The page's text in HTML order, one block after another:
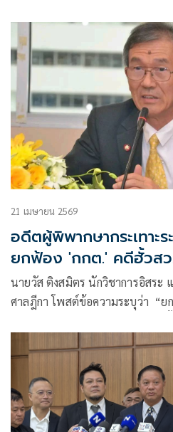
คะแนนแค่ 0.1 จากร้อย
21 เมษายน 2569
อดีตผู้พิพากษากระเทาะ
ยกฟ้อง 'กกต.' คดีฮั้วส
นายวัส ติงสมิตร นักวิชาการอิสระ
ศาลฎีกา โพสต์ข้อความระบุว่า “ย